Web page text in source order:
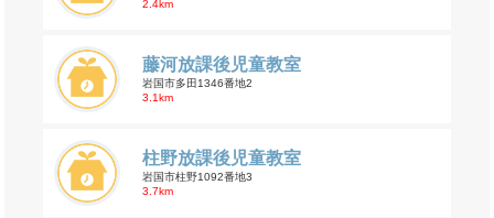
2.4km
藤河放課後児童教室
岩国市多田1346番地2
3.1km
柱野放課後児童教室
岩国市柱野1092番地3
3.7km